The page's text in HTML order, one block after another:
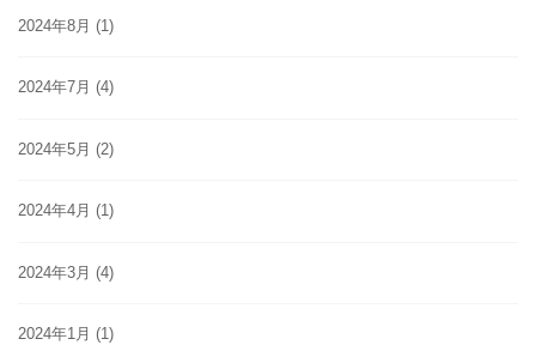
2024年8月 (1)
2024年7月 (4)
2024年5月 (2)
2024年4月 (1)
2024年3月 (4)
2024年1月 (1)